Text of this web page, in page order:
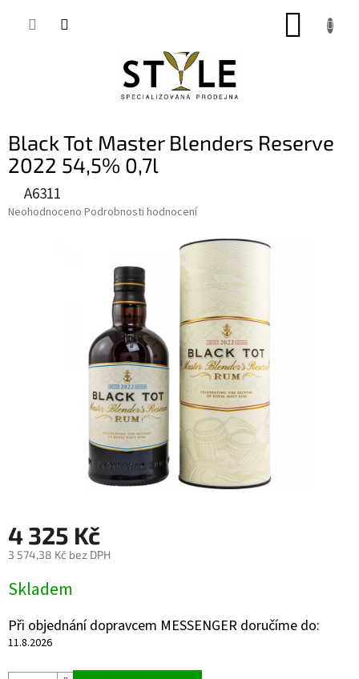
Black Tot Master Blenders Reserve
2022 54,5% 0,7l
A6311
Průměrné
Neohodnoceno Podrobnosti hodnocení
4 325 Kč
3 574,38 Kč bez DPH
cena:
Skladem
Při objednání dopravcem MESSENGER doručíme do:
11.8.2026